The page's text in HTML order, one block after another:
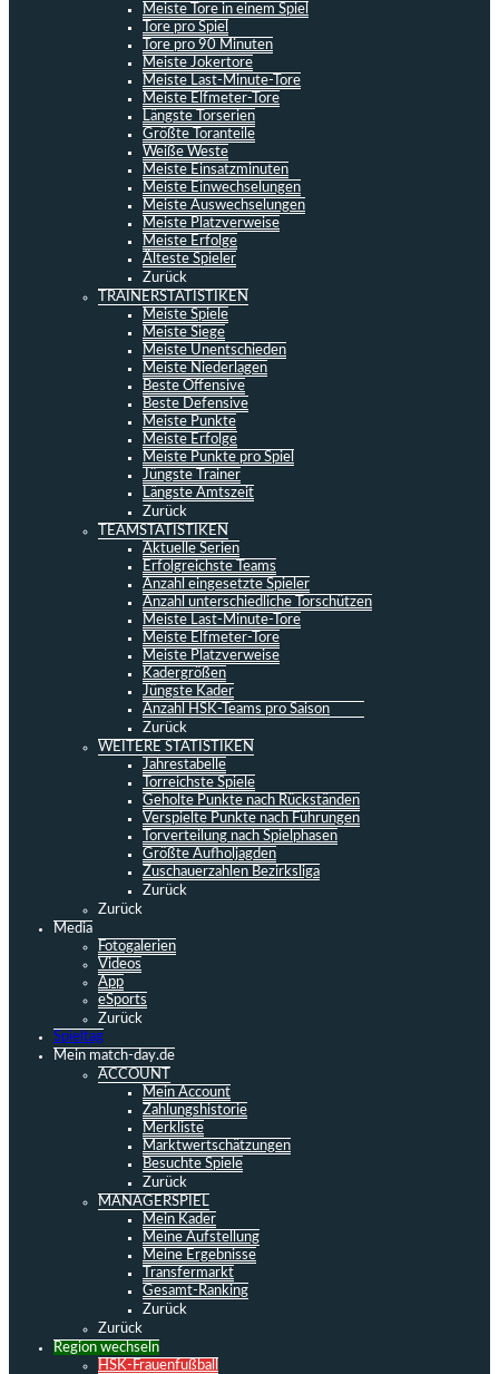
Meiste Tore in einem Spiel
Tore pro Spiel
Tore pro 90 Minuten
Meiste Jokertore
Meiste Last-Minute-Tore
Meiste Elfmeter-Tore
Längste Torserien
Größte Toranteile
Weiße Weste
Meiste Einsatzminuten
Meiste Einwechselungen
Meiste Auswechselungen
Meiste Platzverweise
Meiste Erfolge
Älteste Spieler
Zurück
TRAINERSTATISTIKEN
Meiste Spiele
Meiste Siege
Meiste Unentschieden
Meiste Niederlagen
Beste Offensive
Beste Defensive
Meiste Punkte
Meiste Erfolge
Meiste Punkte pro Spiel
Jüngste Trainer
Längste Amtszeit
Zurück
TEAMSTATISTIKEN
Aktuelle Serien
Erfolgreichste Teams
Anzahl eingesetzte Spieler
Anzahl unterschiedliche Torschützen
Meiste Last-Minute-Tore
Meiste Elfmeter-Tore
Meiste Platzverweise
Kadergrößen
Jüngste Kader
Anzahl HSK-Teams pro Saison
Zurück
WEITERE STATISTIKEN
Jahrestabelle
Torreichste Spiele
Geholte Punkte nach Rückständen
Verspielte Punkte nach Führungen
Torverteilung nach Spielphasen
Größte Aufholjagden
Zuschauerzahlen Bezirksliga
Zurück
Zurück
Media
Fotogalerien
Videos
App
eSports
Zurück
Spieltag
Mein match-day.de
ACCOUNT
Mein Account
Zahlungshistorie
Merkliste
Marktwertschätzungen
Besuchte Spiele
Zurück
MANAGERSPIEL
Mein Kader
Meine Aufstellung
Meine Ergebnisse
Transfermarkt
Gesamt-Ranking
Zurück
Zurück
Region wechseln
HSK-Frauenfußball